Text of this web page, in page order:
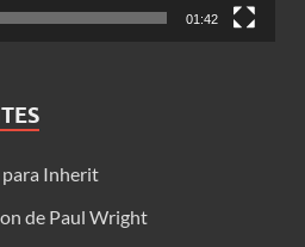
01:42
para Inherit
de Paul Wright